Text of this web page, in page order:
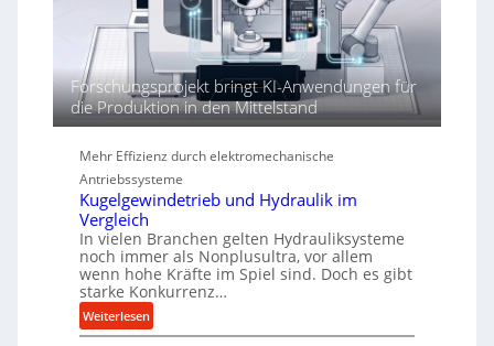
e
d
i
e
e
r
f
o
r
m
a
n
c
Forschungsprojekt bringt KI-Anwendungen für
die Produktion in den Mittelstand
Mehr Effizienz durch elektromechanische
Antriebssysteme
Kugelgewindetrieb und Hydraulik im
Vergleich
In vielen Branchen gelten Hydrauliksysteme
noch immer als Nonplusultra, vor allem
wenn hohe Kräfte im Spiel sind. Doch es gibt
starke Konkurrenz…
Weiterlesen:
K